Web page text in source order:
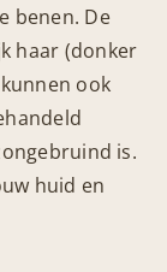
benen. De
haar (donker
ook
is.
huid en